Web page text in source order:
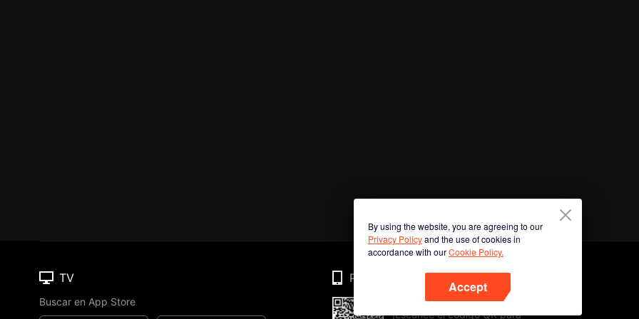
By using the website, you are agreeing to our
Privacy Policyand the use of cookies in
accordance with ourCookie Policy.
Accept
TV
Buscar en App Store
Phone
¡Escanee el código QR para